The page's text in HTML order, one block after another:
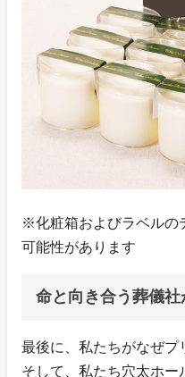
※化粧箱およびラベルの
可能性があります
命と向き合う葬儀
最後に、私たちがなぜプ
そして、私たち穴太ホー